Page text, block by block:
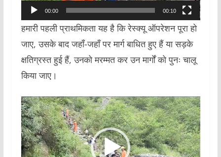
00:00 00:10
हमारी पहली प्राथमिकता यह है कि रेस्क्यू ऑपरेशन पूरा हो
जाए, उसके बाद जहाँ-जहाँ पर मार्ग बाधित हुए हैं या सड़के
क्षतिग्रस्त हुई हैं, उनको मरम्मत कर उन मार्गों को पुनः चालू
किया जाए।
Video
Player